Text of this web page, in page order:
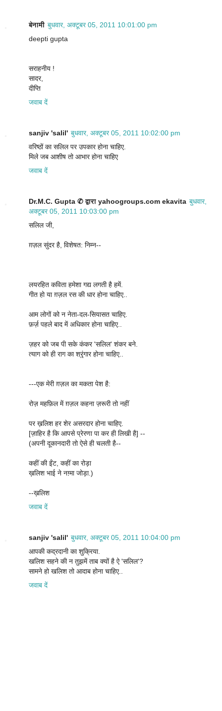
बेनामी बुधवार, अक्टूबर 05, 2011 10:01:00 pm
deepti gupta
सराहनीय !
सादर,
दीप्ति
जवाब दें
sanjiv 'salil' बुधवार, अक्टूबर 05, 2011 10:02:00 pm
वरिष्ठों का सलिल पर उपकार होना चाहिए.
मिले जब आशीष तो आभार होना चाहिए
जवाब दें
Dr.M.C. Gupta ✆ द्वारा yahoogroups.com ekavita बुधवार,
अक्टूबर 05, 2011 10:03:00 pm
सलिल जी,
ग़ज़ल सुंदर है, विशेषत: निम्न--
लयरहित कविता हमेशा गद्य लगती है हमें.
गीत हो या ग़ज़ल रस की धार होना चाहिए..
आम लोगों को न नेता-दल-सियासत चाहिए.
फ़र्ज़ पहले बाद में अधिकार होना चाहिए..
ज़हर को जब पी सके कंकर 'सलिल' शंकर बने.
त्याग को ही राग का श्रृंगार होना चाहिए..
---एक मेरी ग़ज़ल का मकता पेश है:
रोज़ महफ़िल में ग़ज़ल कहना ज़रूरी तो नहीं
पर ख़लिश हर शेर असरदार होना चाहिए.
[ज़ाहिर है कि आपसे प्रेरणा पा कर ही लिखी है] --
(अपनी दूकानदारी तो ऐसे ही चलती है--
कहीं की ईंट, कहीं का रोड़ा
ख़लिश भाई ने नग़्मा जोड़ा.)
--ख़लिश
जवाब दें
sanjiv 'salil' बुधवार, अक्टूबर 05, 2011 10:04:00 pm
आपकी कद्रदानी का शुक्रिया.
खलिश सहने की न तुझमें ताब क्यों है ऐ 'सलिल'?
सामने हो खलिश तो आदाब होना चाहिए..
जवाब दें